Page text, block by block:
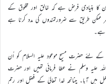
کا بنیادی فرض ہے کہ خالق اور مخلوق کے
ممکن طریق سے ضرورتمندوں کی مدد کرنا ہے
ہے۔
کے لئے حضرت مسیح موعود علیہ السلام کو اُن
علیہ وسلم نے عطا فرمائی تھیں اور حضرت
میں آیا۔ چنانچہ خدا تعالیٰ کے فضل اور رحم